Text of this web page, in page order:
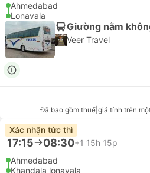
Ahmedabad
Lonavala
Giường nằm
Veer Travel
Đã bao gồm thuế giá tính trên
Xác nhận tức thì
17:15 08:30+1 15h 15p
Ahmedabad
Khandala lonavala